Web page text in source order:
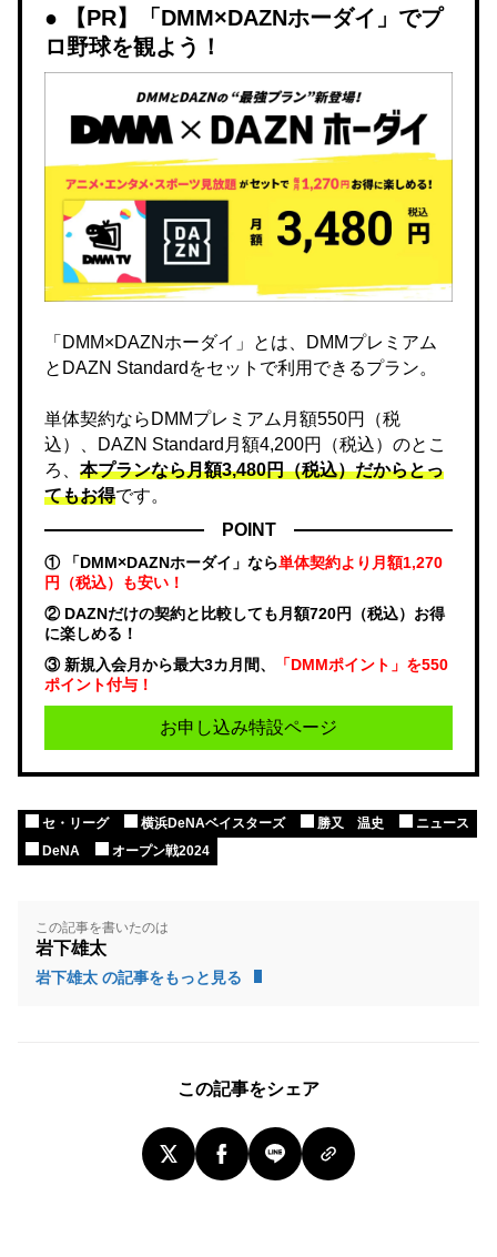
【PR】「DMM×DAZNホーダイ」でプ
ロ野球を観よう！
「DMM×DAZNホーダイ」とは、DMMプレミアム
とDAZN Standardをセットで利用できるプラン。
単体契約ならDMMプレミアム月額550円（税
込）、DAZN Standard月額4,200円（税込）のとこ
ろ、 本プランなら月額3,480円（税込）だからとっ
てもお得です。
POINT
① 「DMM×DAZNホーダイ」なら単体契約より月額1,270
円（税込）も安い！
② DAZNだけの契約と比較しても月額720円（税込）お得
に楽しめる！
③ 新規入会月から最大3カ月間、
「DMMポイント」を550
ポイント付与！
お申し込み特設ページ
セ・リーグ 横浜DeNAベイスターズ 勝又 温史
ニュース
DeNA
オープン戦2024
この記事を書いたのは
岩下雄太
岩下雄太 の記事をもっと見る
この記事をシェア